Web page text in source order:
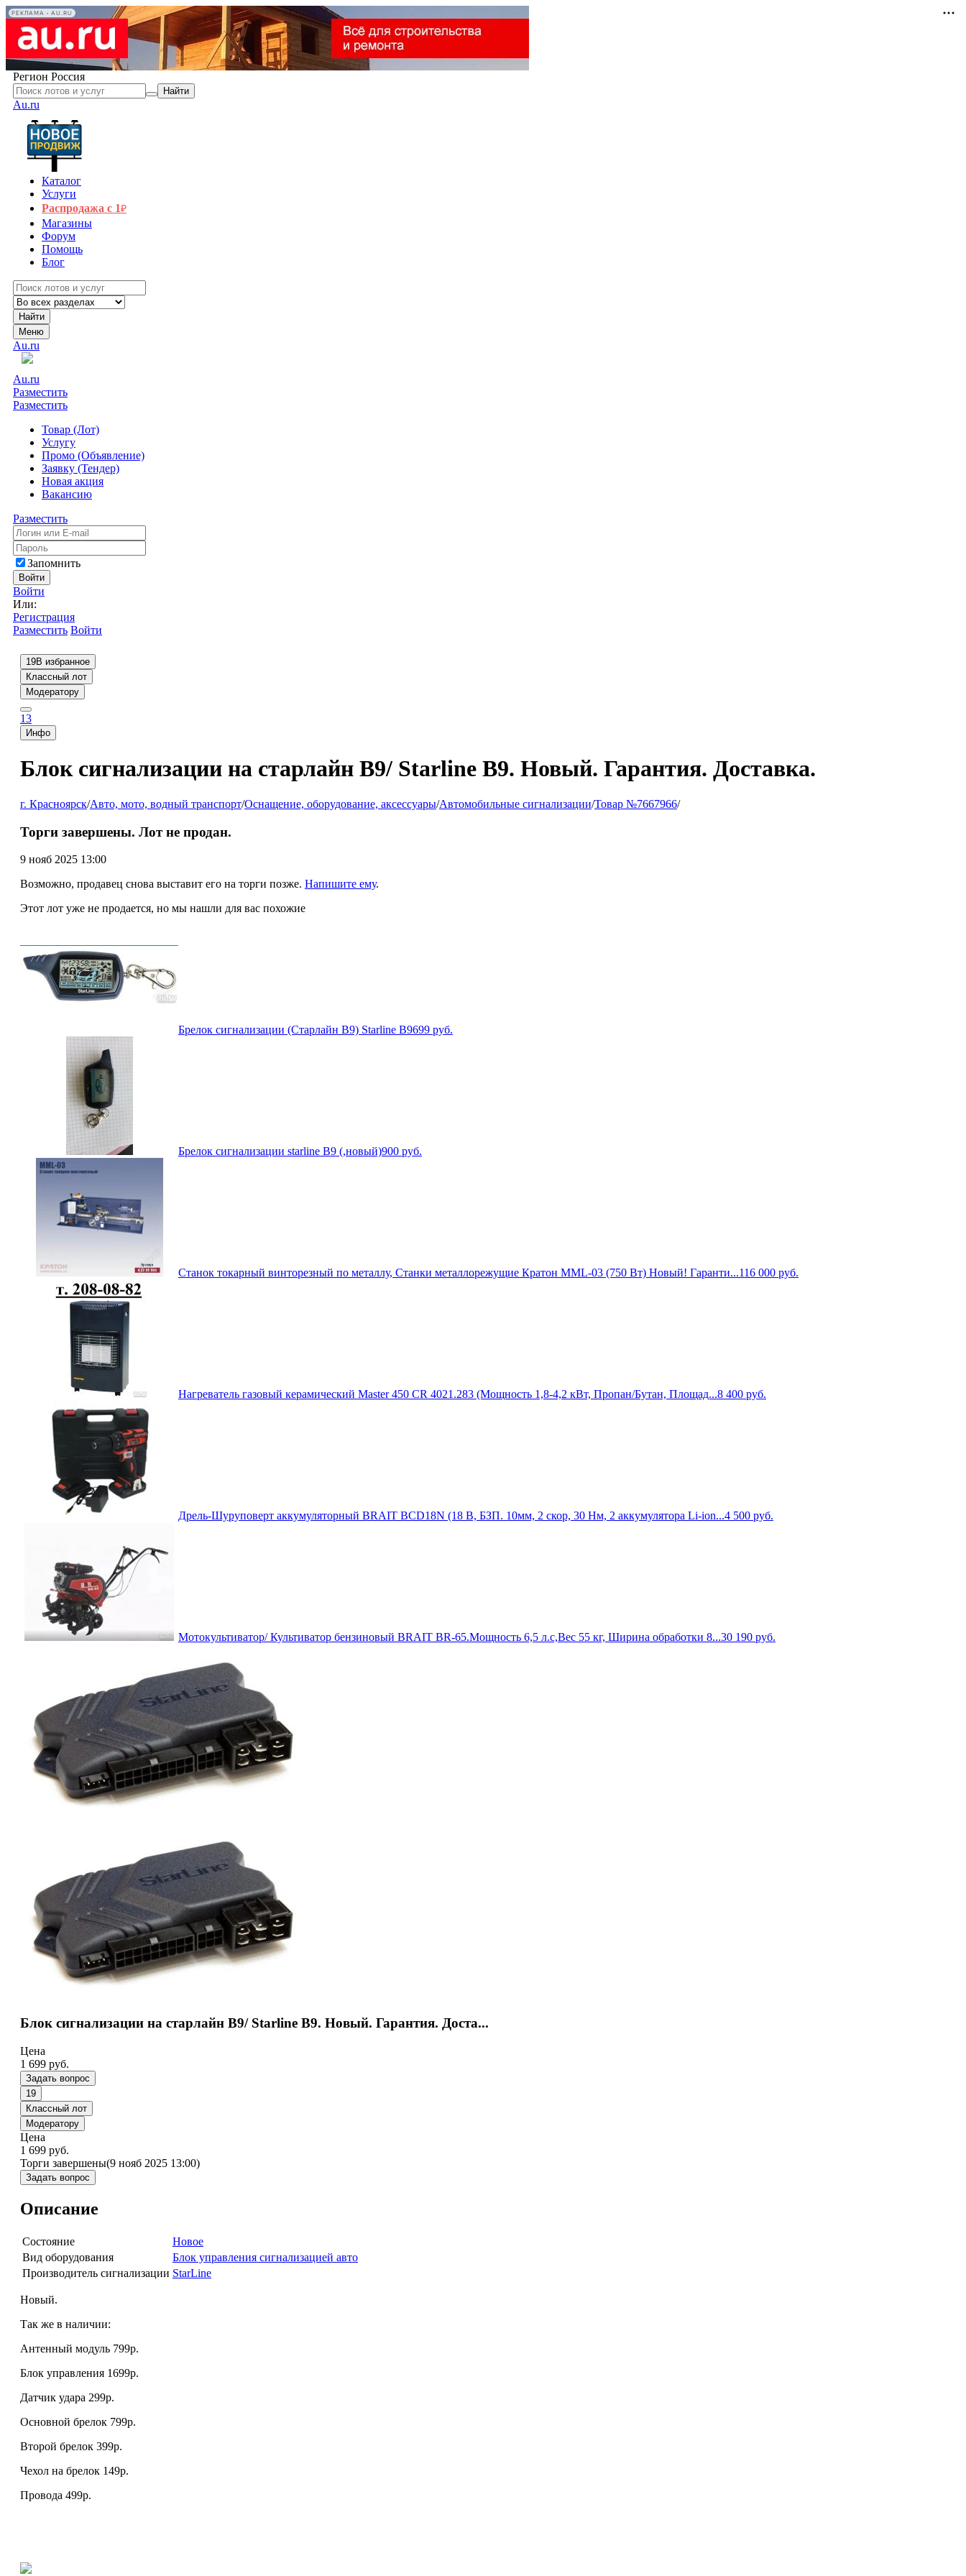
РЕКЛАМА • AU.RU
Регион Россия
Найти
Au.ru
Каталог
Услуги
Распродажа с 1₽
Магазины
Форум
Помощь
Блог
Найти
Меню
Au.ru
Au.ru
Разместить
Разместить
Товар (Лот)
Услугу
Промо (Объявление)
Заявку (Тендер)
Новая акция
Вакансию
Разместить
Запомнить
Войти
Войти
Или:
Регистрация
Разместить Войти
19В избранное
Классный лот
Модератору
13
Инфо
Блок сигнализации на старлайн В9/ Starline B9. Новый. Гарантия. Доставка.
г. Красноярск/Авто, мото, водный транспорт/Оснащение, оборудование, аксессуары/Автомобильные сигнализации/Товар №7667966/
Торги завершены. Лот не продан.
9 нояб 2025 13:00
Возможно, продавец снова выставит его на торги позже. Напишите ему.
Этот лот уже не продается, но мы нашли для вас похожие
Брелок сигнализации (Старлайн В9) Starline B9699 руб.
Брелок сигнализации starline B9 (,новый)900 руб.
Станок токарный винторезный по металлу, Станки металлорежущие Кратон MML-03 (750 Вт) Новый! Гаранти...116 000 руб.
Нагреватель газовый керамический Master 450 CR 4021.283 (Мощность 1,8-4,2 кВт, Пропан/Бутан, Площад...8 400 руб.
Дрель-Шуруповерт аккумуляторный BRAIT BCD18N (18 В, БЗП. 10мм, 2 скор, 30 Нм, 2 аккумулятора Li-ion...4 500 руб.
Мотокультиватор/ Культиватор бензиновый BRAIT BR-65.Мощность 6,5 л.с,Вес 55 кг, Ширина обработки 8...30 190 руб.
Блок сигнализации на старлайн В9/ Starline B9. Новый. Гарантия. Доста...
Цена
1 699 руб.
Задать вопрос
19
Классный лот
Модератору
Цена
1 699 руб.
Торги завершены(9 нояб 2025 13:00)
Задать вопрос
Описание
Состояние
Новое
Вид оборудования
Блок управления сигнализацией авто
Производитель сигнализации StarLine
Новый.
Так же в наличии:
Антенный модуль 799р.
Блок управления 1699р.
Датчик удара 299р.
Основной брелок 799р.
Второй брелок 399р.
Чехол на брелок 149р.
Провода 499р.